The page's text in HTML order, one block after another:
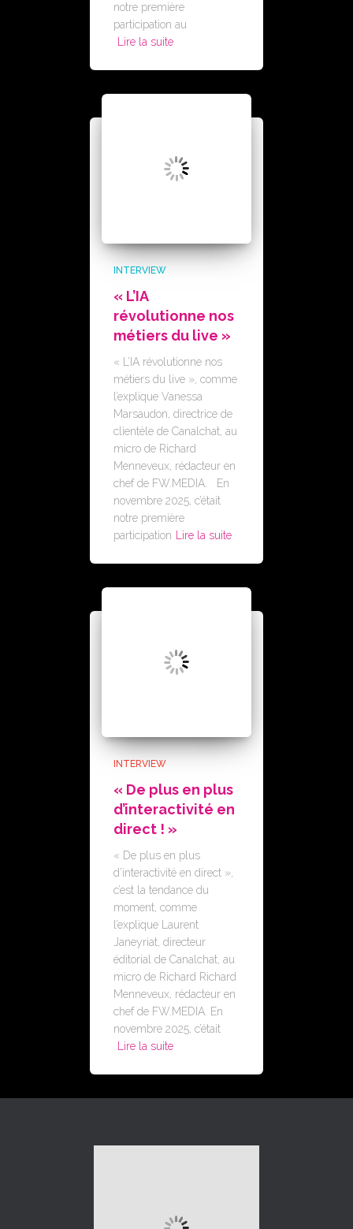
notre première
participation au
Lire la suite
INTERVIEW
« L’IA
révolutionne nos
métiers du live »
« L’IA révolutionne nos
métiers du live », comme
l’explique Vanessa
Marsaudon, directrice de
clientèle de Canalchat, au
micro de Richard
Menneveux, rédacteur en
chef de FW.MEDIA. En
novembre 2025, c’était
notre première
participation
Lire la suite
INTERVIEW
« De plus en plus
d’interactivité en
direct ! »
« De plus en plus
d’interactivité en direct »,
c’est la tendance du
moment, comme
l’explique Laurent
Janeyriat, directeur
éditorial de Canalchat, au
micro de Richard Richard
Menneveux, rédacteur en
chef de FW.MEDIA. En
novembre 2025, c’était
Lire la suite